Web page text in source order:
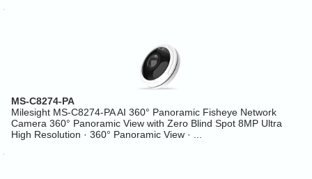
MS-C8274-PA
Milesight MS-C8274-PA AI 360° Panoramic Fisheye Network
Camera 360° Panoramic View with Zero Blind Spot 8MP Ultra
High Resolution · 360° Panoramic View · ...